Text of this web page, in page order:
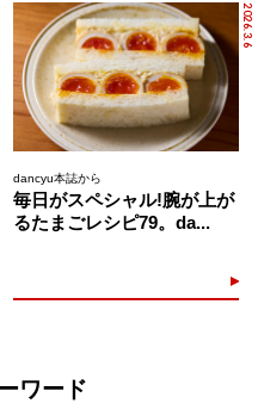
2026.3.6
dancyu本誌から
毎日がスペシャル!腕が上が
るたまごレシピ79。da...
ワード